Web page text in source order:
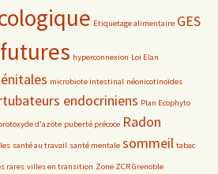
Etiquetage alimentaire GES
hyperconnexion Loi Elan
microbiote intestinal néonicotinoïdes
endocriniens Plan Ecophyto
d'azote puberté précoce Radon
santé au travail santé mentale sommeil tabac
rares villes en transition Zone ZCR Grenoble